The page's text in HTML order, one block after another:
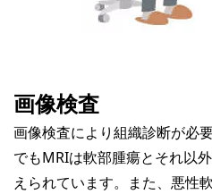
画像検査
画像検査により組織診断が必
でもMRIは軟部腫瘍とそれ以
えられています。また、悪性